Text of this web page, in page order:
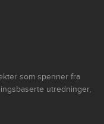
som spenner fra
utredninger,